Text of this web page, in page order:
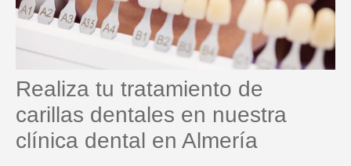
Realiza tu tratamiento de
carillas dentales en nuestra
clínica dental en Almería